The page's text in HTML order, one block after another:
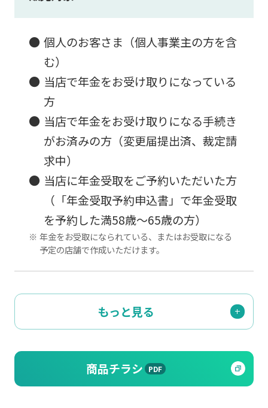
個人のお客さま（個人事業主の方を含
む）
当店で年金をお受け取りになっている
方
当店で年金をお受け取りになる手続き
がお済みの方（変更届提出済、裁定請
求中）
当店に年金受取をご予約いただいた方
（「年金受取予約申込書」で年金受取
を予約した満58歳～65歳の方）
年金をお受取になられている、またはお受取になる
予定の店舗で作成いただけます。
もっと見る
商品チラシ PDF